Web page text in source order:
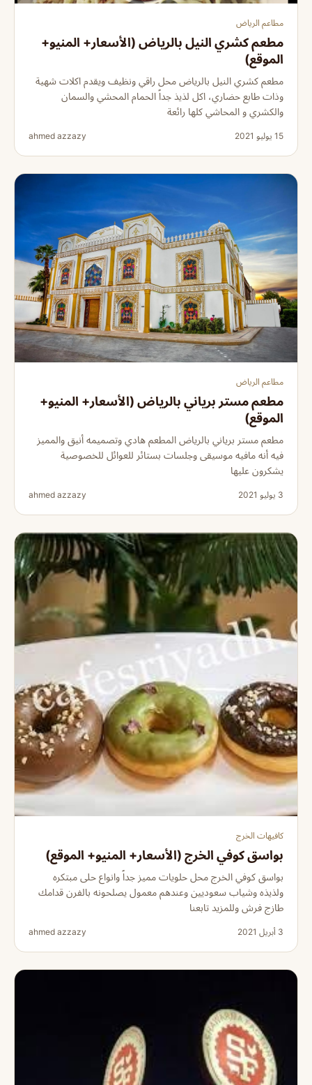
مطاعم الرياض
مطعم كشري النيل بالرياض (الأسعار+ المنيو+
الموقع)
مطعم كشري النيل بالرياض محل راقي ونظيف ويقدم اكلات شهية
وذات طابع حضاري، اكل لذيذ جداً الحمام المحشي والسمان
والكشري و المحاشي كلها رائعة
15 يوليو 2021 ahmed azzazy
مطاعم الرياض
مطعم مستر برياني بالرياض (الأسعار+ المنيو+
الموقع)
مطعم مستر برياني بالرياض المطعم هادي وتصميمه أنيق والمميز
فيه أنه مافيه موسيقى وجلسات بستائر للعوائل للخصوصية
يشكرون عليها
3 يوليو 2021 ahmed azzazy
كافيهات الخرج
بواسق كوفي الخرج (الأسعار+ المنيو+ الموقع)
بواسق كوفي الخرج محل حلويات مميز جداً وانواع حلى مبتكره
ولذيذه وشياب سعوديين وعندهم معمول يصلحونه بالفرن قدامك
طازج فرش وللمزيد تابعنا
3 أبريل 2021 ahmed azzazy